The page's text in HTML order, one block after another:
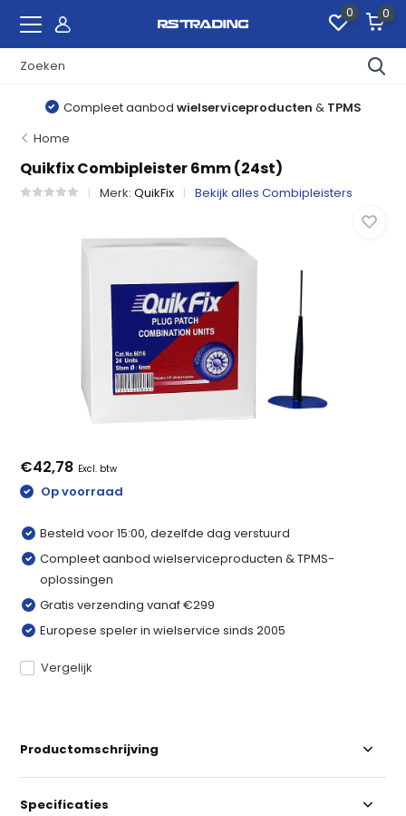
0 0
Compleet aanbod wielserviceproducten & TPMS
Home
Quikfix Combipleister 6mm (24st)
Merk:QuikFix Bekijk alles Combipleisters
€42,78 Excl. btw
Op voorraad
Besteld voor 15:00, dezelfde dag verstuurd
Compleet aanbod wielserviceproducten & TPMS-
oplossingen
Gratis verzending vanaf €299
Europese speler in wielservice sinds 2005
Vergelijk
Productomschrijving
Specificaties